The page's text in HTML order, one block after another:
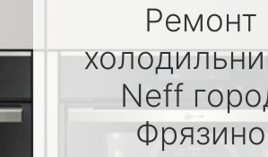
Ремонт
Neff
Фрязино